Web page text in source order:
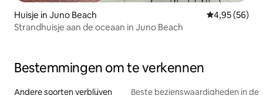
Huisje in Juno Beach Gemiddelde
4,95 (56)
Strandhuisje aan de oceaan in Juno Beach
Bestemmingen om te verkennen
Andere soorten verblijven Beste bezienswaardigheden in de